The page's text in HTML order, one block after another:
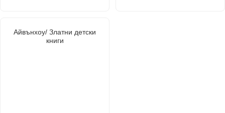
Айвънхоу/ Златни детски
книги